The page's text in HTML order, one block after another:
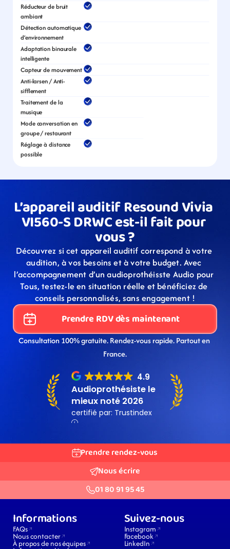
Réducteur de bruit
ambiant
Détection automatique
d’environnement
Adaptation binaurale
intelligente
Capteur de mouvement
Anti-larsen / Anti-
sifflement
Traitement de la
musique
Mode conversation en
groupe / restaurant
Réglage à distance
possible
L’appareil auditif Resound Vivia
VI560-S DRWC est-il fait pour
vous ?
Découvrez si cet appareil auditif correspond à votre
audition, à vos besoins et à votre budget. Avec
l’accompagnement d’un audioprothéisste Audio pour
Tous, testez-le en situation réelle et bénéficiez de
conseils personnalisés, sans engagement !
Prendre RDV dès maintenant
Consultation 100% gratuite. Rendez-vous rapide. Partout en
France.
Prendre rendez-vous
Nous écrire
01 80 91 95 45
Informations
FAQs
Nous contacter
À propos de nos équipes
Suivez-nous
Instagram
Facebook
LinkedIn